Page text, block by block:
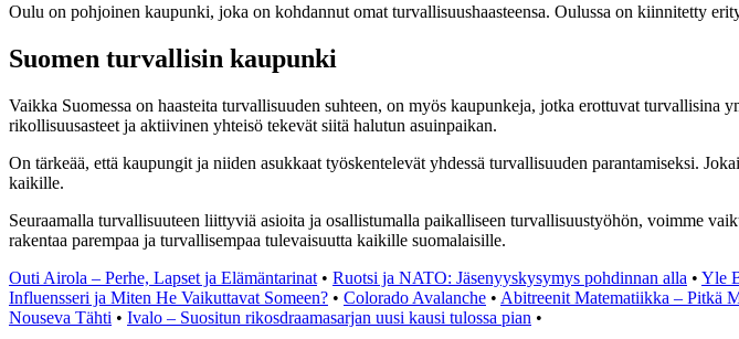
Oulu on pohjoinen kaupunki, joka on kohdannut omat turvallisuushaasteensa. Oulussa on kiinnitetty
Suomen turvallisin kaupunki
Vaikka Suomessa on haasteita turvallisuuden suhteen, on myös kaupunkeja, jotka erottuvat
rikollisuusasteet ja aktiivinen yhteisö tekevät siitä halutun asuinpaikan.
On tärkeää, että kaupungit ja niiden asukkaat työskentelevät yhdessä turvallisuuden parantamiseksi.
kaikille.
Seuraamalla turvallisuuteen liittyviä asioita ja osallistumalla paikalliseen turvallisuustyöhön, voimme
rakentaa parempaa ja turvallisempaa tulevaisuutta kaikille suomalaisille.
Outi Airola – Perhe, Lapset ja Elämäntarinat • Ruotsi ja NATO: Jäsenyyskysymys pohdinnan alla • Yle
Influensseri ja Miten He Vaikuttavat Someen? • Colorado Avalanche • Abitreenit Matematiikka – Pitkä
Nouseva Tähti • Ivalo – Suositun rikosdraamasarjan uusi kausi tulossa pian •